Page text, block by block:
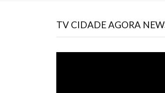
TV CIDADE AGORA